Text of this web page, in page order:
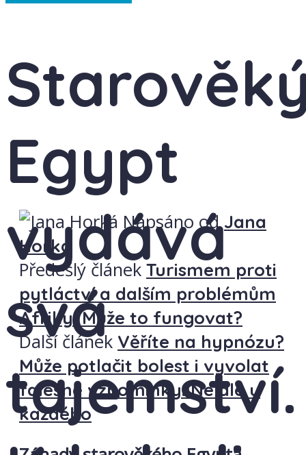
Egypt
vydává
svá
tajemství.
Napsáno od Jana
Horká
Předešlý článek Turismem proti
pytláctví a dalším problémům
Afriky. Může to fungovat?
Další článek Věříte na hypnózu?
Může potlačit bolest i vyvolat
falešné vzpomínky. Ne ale u
každého